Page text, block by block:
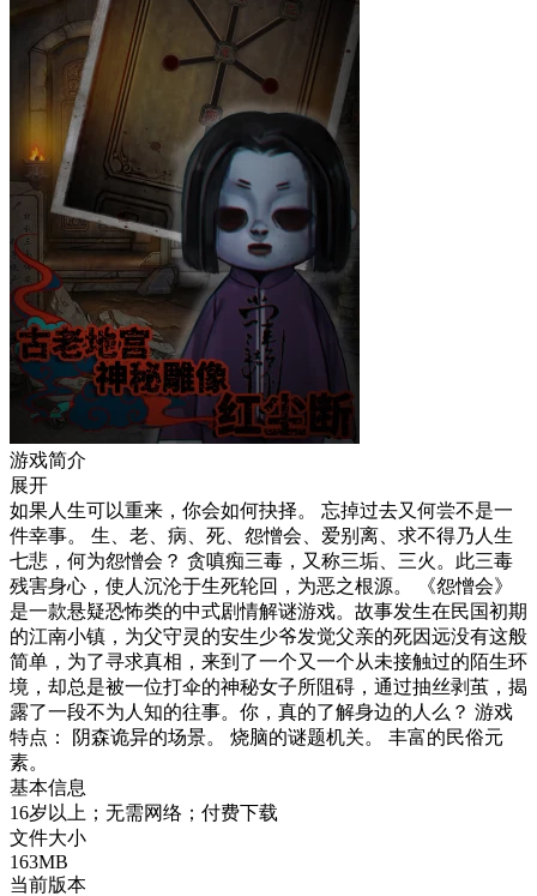
游戏简介
展开
如果人生可以重来，你会如何抉择。 忘掉过去又何尝不是一
件幸事。 生、老、病、死、怨憎会、爱别离、求不得乃人生
七悲，何为怨憎会？ 贪嗔痴三毒，又称三垢、三火。此三毒
残害身心，使人沉沦于生死轮回，为恶之根源。 《怨憎会》
是一款悬疑恐怖类的中式剧情解谜游戏。故事发生在民国初期
的江南小镇，为父守灵的安生少爷发觉父亲的死因远没有这般
简单，为了寻求真相，来到了一个又一个从未接触过的陌生环
境，却总是被一位打伞的神秘女子所阻碍，通过抽丝剥茧，揭
露了一段不为人知的往事。你，真的了解身边的人么？ 游戏
特点： 阴森诡异的场景。 烧脑的谜题机关。 丰富的民俗元
素。
基本信息
16岁以上；无需网络；付费下载
文件大小
163MB
当前版本